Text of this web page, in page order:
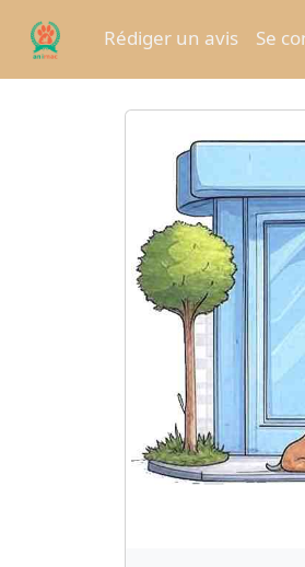
Rédiger un avis Se